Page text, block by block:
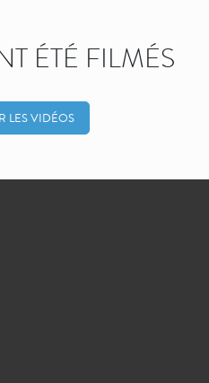
ÉTÉ FILMÉS
LES VIDÉOS